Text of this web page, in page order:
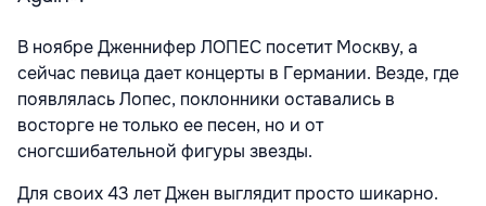
В ноябре Дженнифер ЛОПЕС посетит Москву, а
сейчас певица дает концерты в Германии. Везде, где
появлялась Лопес, поклонники оставались в
восторге не только ее песен, но и от
сногсшибательной фигуры звезды.
Для своих 43 лет Джен выглядит просто шикарно.